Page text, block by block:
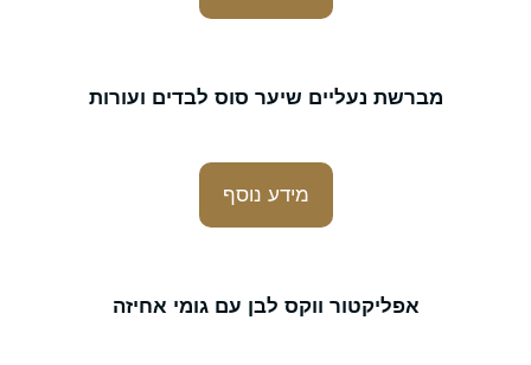
מברשת נעליים שיער סוס לבדים ועורות
מידע נוסף
אפליקטור ווקס לבן עם גומי אחיזה